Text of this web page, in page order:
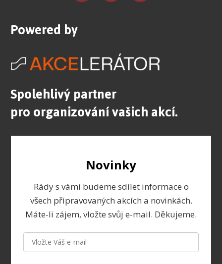
Powered by
Spolehlivý partner
pro organizování vašich akcí.
Novinky
Rády s vámi budeme sdílet informace o
všech připravovaných akcích a novinkách.
Máte-li zájem, vložte svůj e-mail. Děkujeme.